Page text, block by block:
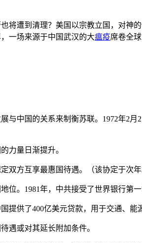
将遭到清理？美国以宗教立国，对神
一场来源于中国武汉的大瘟疫席卷全
中国的关系来制衡苏联。1972年2
力量日渐提升。
双方互享最惠国待遇。（该协定于次年
位。1981年，中共接受了世界银行第一
供了400亿美元贷款，用于交通、能
遇或对其延长附加条件。